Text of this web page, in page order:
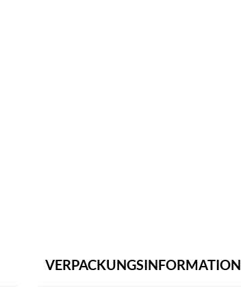
VERPACKUNGSINFORMATION